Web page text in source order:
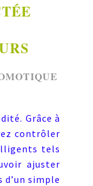
Grâce à
contrôler
tels
ajuster
simple